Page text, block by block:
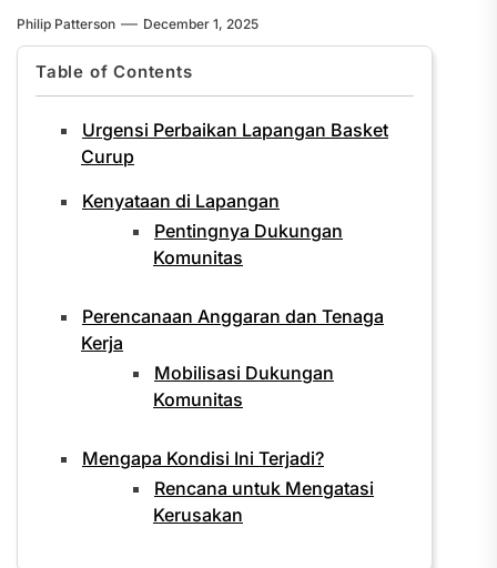
Philip Patterson December 1, 2025
Table of Contents
Urgensi Perbaikan Lapangan Basket
Curup
Kenyataan di Lapangan
Pentingnya Dukungan
Komunitas
Perencanaan Anggaran dan Tenaga
Kerja
Mobilisasi Dukungan
Komunitas
Mengapa Kondisi Ini Terjadi?
Rencana untuk Mengatasi
Kerusakan